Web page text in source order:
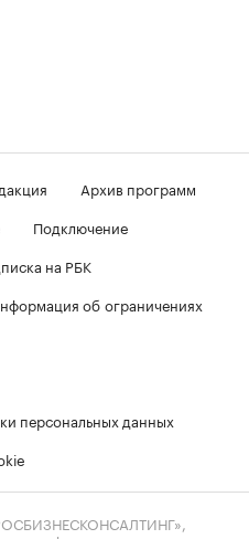
Архив программ
Подключение
на РБК
об ограничениях
персональных данных